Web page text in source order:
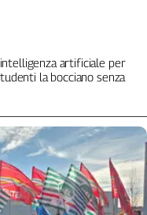
artificiale per
la bocciano senza